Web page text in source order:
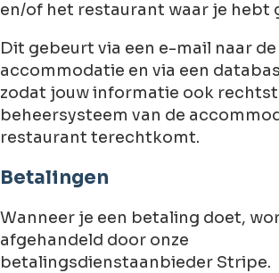
en/of het restaurant waar je hebt
Dit gebeurt via een e-mail naar de
accommodatie en via een
zodat jouw informatie ook
beheersysteem van de
restaurant terechtkomt.
Betalingen
Wanneer je een betaling doet,
afgehandeld door onze
betalingsdienstaanbieder Stripe.